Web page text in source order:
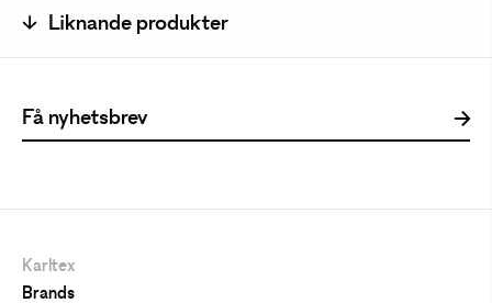
Liknande produkter
Karltex
Brands